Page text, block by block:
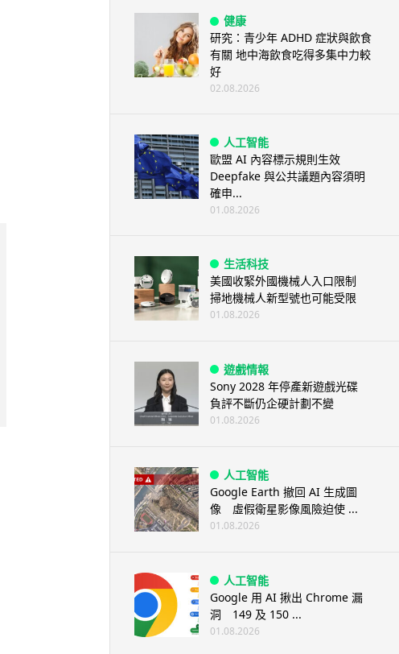
健康
研究：青少年 ADHD 症狀與飲食
有關 地中海飲食吃得多集中力較
好
02.08.2026
人工智能
歐盟 AI 內容標示規則生效
Deepfake 與公共議題內容須明
確申...
01.08.2026
生活科技
美國收緊外國機械人入口限制
掃地機械人新型號也可能受限
01.08.2026
遊戲情報
Sony 2028 年停產新遊戲光碟
負評不斷仍企硬計劃不變
01.08.2026
人工智能
Google Earth 撤回 AI 生成圖
像 虛假衛星影像風險迫使 ...
01.08.2026
人工智能
Google 用 AI 揪出 Chrome 漏
洞 149 及 150 ...
01.08.2026